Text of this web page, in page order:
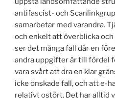
antifascist- och
samarbetar med varandra.
och enkelt att överblicka och
ser det många fall där en
andra uppgifter är till fördel
vara svårt att dra en klar
icke önskade fall, och att e-
relativt ostört. Det har alltid